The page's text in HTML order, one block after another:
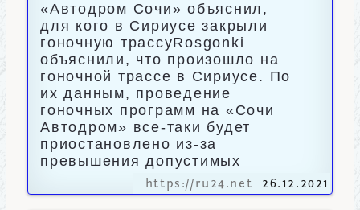
«Автодром Сочи» объяснил,
для кого в Сириусе закрыли
гоночную трассуRosgonki
объяснили, что произошло на
гоночной трассе в Сириусе. По
их данным, проведение
гоночных программ на «Сочи
Автодром» все-таки будет
приостановлено из-за
превышения допустимых
https://ru24.net 26.12.2021